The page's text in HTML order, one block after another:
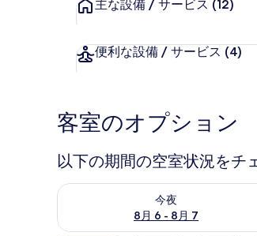
主な設備 / サービス (12)
便利な設備 / サービス (4)
客室のオプション
以下の期間の空室状況をチ
今夜
8月 6 - 8月 7
今夜 8月 6 - 8月 7 の空室状況をチ